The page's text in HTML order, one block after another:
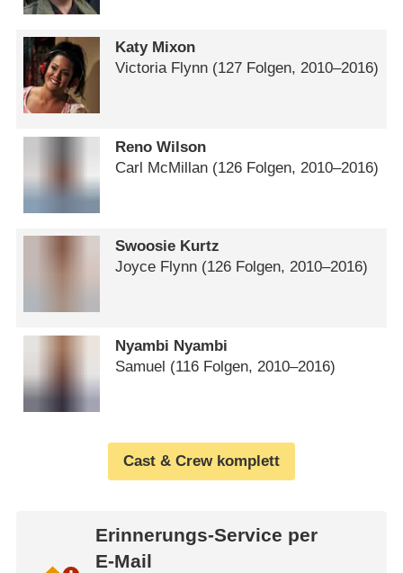
Katy Mixon
Victoria Flynn (127 Folgen, 2010⁠–⁠2016)
Reno Wilson
Carl McMillan (126 Folgen, 2010⁠–⁠2016)
Swoosie Kurtz
Joyce Flynn (126 Folgen, 2010⁠–⁠2016)
Nyambi Nyambi
Samuel (116 Folgen, 2010⁠–⁠2016)
Cast & Crew komplett
Erinnerungs-Service per
E-Mail